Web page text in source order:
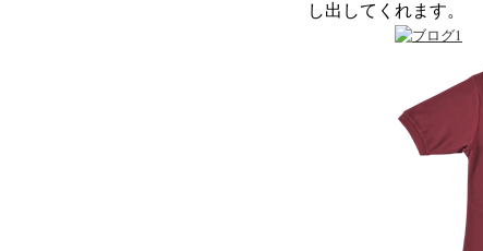
し出してくれます。